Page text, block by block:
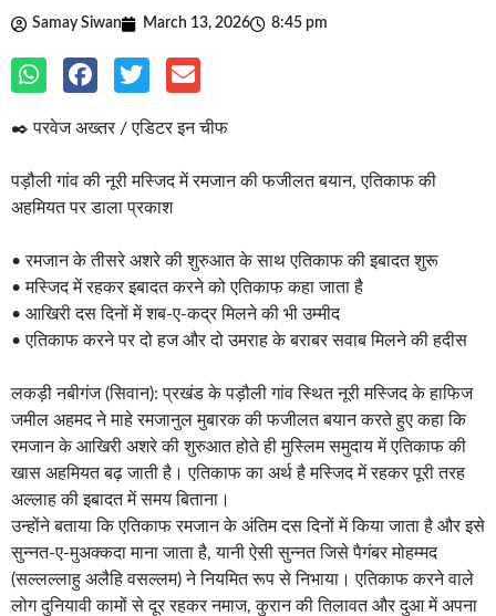
Samay Siwan March 13, 2026 8:45 pm
✒️ परवेज अख्तर / एडिटर इन चीफ
पड़ौली गांव की नूरी मस्जिद में रमजान की फजीलत बयान, एतिकाफ की
अहमियत पर डाला प्रकाश
• रमजान के तीसरे अशरे की शुरुआत के साथ एतिकाफ की इबादत शुरू
• मस्जिद में रहकर इबादत करने को एतिकाफ कहा जाता है
• आखिरी दस दिनों में शब-ए-कद्र मिलने की भी उम्मीद
• एतिकाफ करने पर दो हज और दो उमराह के बराबर सवाब मिलने की हदीस
लकड़ी नबीगंज (सिवान): प्रखंड के पड़ौली गांव स्थित नूरी मस्जिद के हाफिज
जमील अहमद ने माहे रमजानुल मुबारक की फजीलत बयान करते हुए कहा कि
रमजान के आखिरी अशरे की शुरुआत होते ही मुस्लिम समुदाय में एतिकाफ की
खास अहमियत बढ़ जाती है। एतिकाफ का अर्थ है मस्जिद में रहकर पूरी तरह
अल्लाह की इबादत में समय बिताना।
उन्होंने बताया कि एतिकाफ रमजान के अंतिम दस दिनों में किया जाता है और इसे
सुन्नत-ए-मुअक्कदा माना जाता है, यानी ऐसी सुन्नत जिसे पैगंबर मोहम्मद
(सल्लल्लाहु अलैहि वसल्लम) ने नियमित रूप से निभाया। एतिकाफ करने वाले
लोग दुनियावी कामों से दूर रहकर नमाज, कुरान की तिलावत और दुआ में अपना